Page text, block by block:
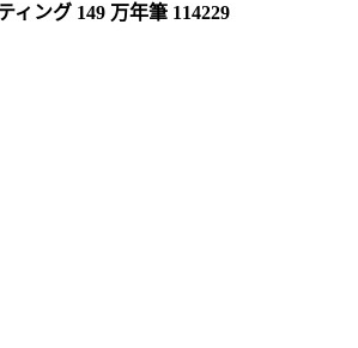
ィング 149 万年筆 114229